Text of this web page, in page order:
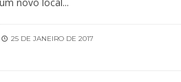
25 DE JANEIRO DE 2017